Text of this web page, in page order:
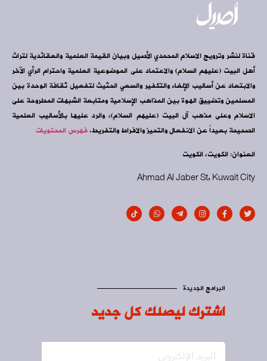
قناة لنشر وترويج الاسلام المحمدي الأصيل وبيان القيمة العلمية والعقائدية لتراث
أهل البيت (عليهم السلام) والاعتماد على الموضوعية العلمية واحترام الرأي الآخر
والابتعاد عن أساليب الإلغاء والتكفير والسعي الحثيث لتفعيل ثقافة الوحدة بين
المسلمين وتضييق الهوة بين المذاهب الإسلامية ومتابعة الشبهات المطروحة على
الاسلام وعلى مذهب آل البيت (عليهم السلام)، والرد عليها بالأساليب العلمية
الصحيحة بعيداً عن الانفعال والتحيز والافراط والتفريط.فهرس المحتويات
العنوان: الكويت، الكويت
Ahmad Al Jaber St, Kuwait City
البرامج الجديدة
اشترك ليصلك كل جديد